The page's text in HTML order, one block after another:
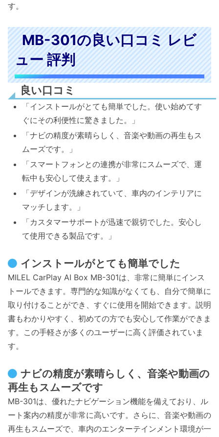
す。
MB-301の良い口コミ レビ
ュー 評判
良い口コミ
「インストールがとても簡単でした。使い始めてす
ぐにその利便性に驚きました。」
「ナビの精度が素晴らしく、音楽や動画の再生もス
ムーズです。」
「スマートフォンとの連携が非常にスムーズで、運
転中も安心して使えます。」
「デザインが洗練されていて、車内のインテリアに
マッチします。」
「カスタマーサポートが迅速で親切でした。安心し
て使用できる製品です。」
インストールがとても簡単でした
MILEL CarPlay AI Box MB-301は、非常に簡単にインス
トールできます。専門的な知識がなくても、自分で簡単に
取り付けることができ、すぐに使用を開始できます。説明
書もわかりやすく、初めての方でも安心して作業ができま
す。この手軽さが多くのユーザーに高く評価されていま
す。
ナビの精度が素晴らしく、音楽や動画の
再生もスムーズです
MB-301は、優れたナビゲーション機能を備えており、ル
ート案内の精度が非常に高いです。さらに、音楽や動画の
再生もスムーズで、車内のエンターテインメント環境が一